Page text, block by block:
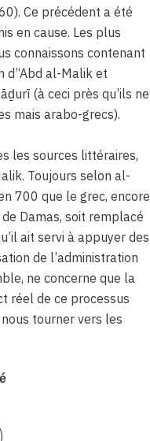
Ce précédent a été
en cause. Les plus
connaissons contenant
al-Malik et
(à ceci près qu’ils ne
mais arabo-grecs).
les sources littéraires,
Toujours selon al-
700 que le grec, encore
Damas, soit remplacé
ait servi à appuyer des
de l’administration
ne concerne que la
réel de ce processus
tourner vers les
intensification de
musulmane,